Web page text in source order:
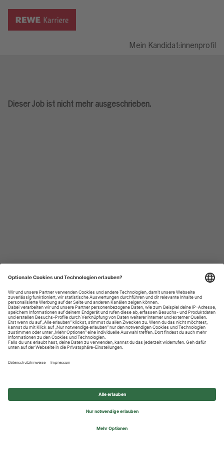
Mein Kandidat:innenprofil
Dieser Job ist nicht mehr ausgeschrieben.
Datenschutzhinweise
Impressum
Privatsphäre-Einstellungen
© 2026 REWE Group - All rights reserved